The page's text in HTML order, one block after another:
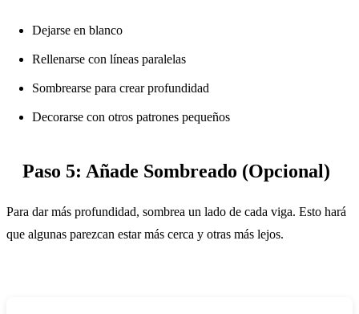
Dejarse en blanco
Rellenarse con líneas paralelas
Sombrearse para crear profundidad
Decorarse con otros patrones pequeños
Paso 5: Añade Sombreado (Opcional)
Para dar más profundidad, sombrea un lado de cada viga. Esto hará
que algunas parezcan estar más cerca y otras más lejos.